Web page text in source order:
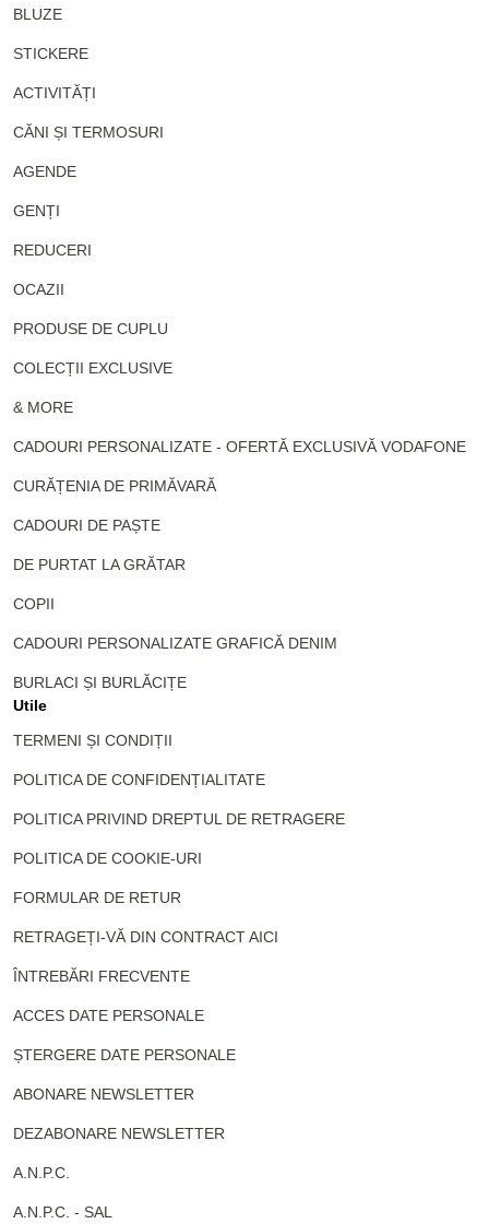
BLUZE
STICKERE
ACTIVITĂȚI
CĂNI ȘI TERMOSURI
AGENDE
GENȚI
REDUCERI
OCAZII
PRODUSE DE CUPLU
COLECȚII EXCLUSIVE
& MORE
CADOURI PERSONALIZATE - OFERTĂ EXCLUSIVĂ VODAFONE
CURĂȚENIA DE PRIMĂVARĂ
CADOURI DE PAȘTE
DE PURTAT LA GRĂTAR
COPII
CADOURI PERSONALIZATE GRAFICĂ DENIM
BURLACI ȘI BURLĂCIȚE
Utile
TERMENI ȘI CONDIȚII
POLITICA DE CONFIDENȚIALITATE
POLITICA PRIVIND DREPTUL DE RETRAGERE
POLITICA DE COOKIE-URI
FORMULAR DE RETUR
RETRAGEȚI-VĂ DIN CONTRACT AICI
ÎNTREBĂRI FRECVENTE
ACCES DATE PERSONALE
ȘTERGERE DATE PERSONALE
ABONARE NEWSLETTER
DEZABONARE NEWSLETTER
A.N.P.C.
A.N.P.C. - SAL